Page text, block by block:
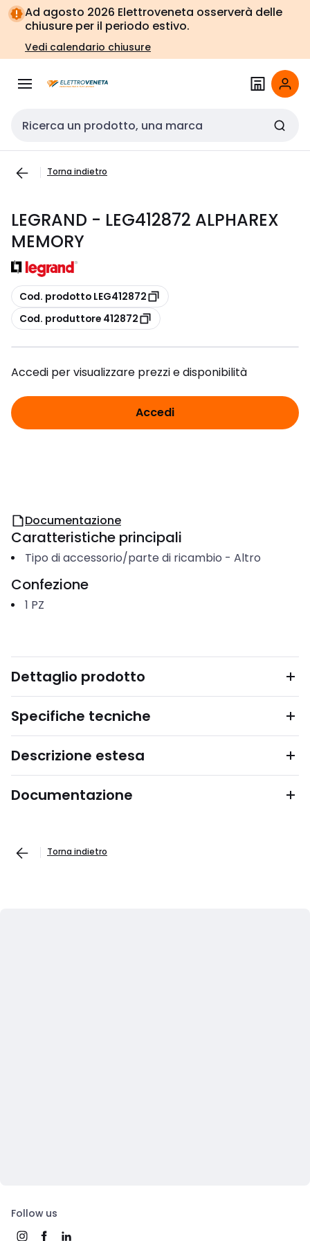
Vai alla
navigazione
Vai
alla
pagina
Ad agosto 2026 Elettroveneta osserverà delle
chiusure per il periodo estivo.
Vedi calendario chiusure
Cerca input
Torna indietro
LEGRAND - LEG412872 ALPHAREX
MEMORY
copia
Cod. prodotto LEG412872
copia
Cod. produttore 412872
Accedi per visualizzare prezzi e disponibilità
Accedi
Documentazione
Caratteristiche principali
Tipo di accessorio/parte di ricambio - Altro
Confezione
1 PZ
Dettaglio prodotto
Specifiche tecniche
Descrizione estesa
Documentazione
Torna indietro
Follow us